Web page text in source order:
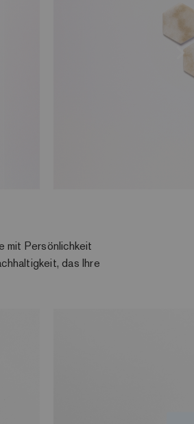
mit Persönlichkeit
das Ihre